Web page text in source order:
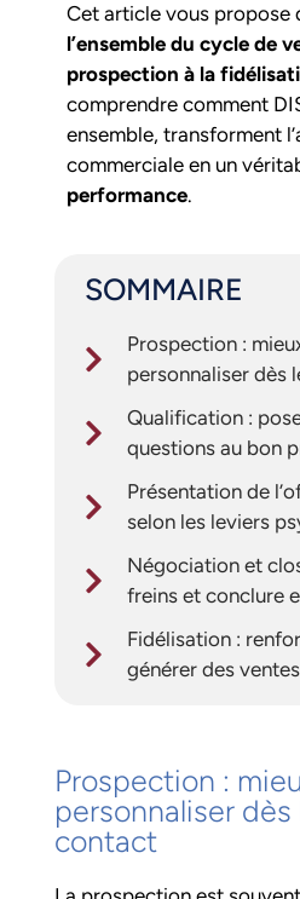
Cet article vous propose
l’ensemble du cycle de
prospection à la
comprendre comment
ensemble, transforment
commerciale en un
performance.
SOMMAIRE
Prospection :
personnaliser dès
Qualification :
questions au bon
Présentation de
selon les leviers
Négociation et
freins et conclure
Fidélisation :
générer des
Prospection :
personnaliser
contact